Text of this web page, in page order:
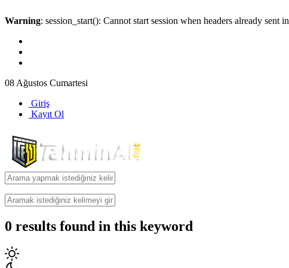
Warning: session_start(): Cannot start session when headers already sent in
08 Ağustos Cumartesi
Giriş
Kayıt Ol
0 results found in this keyword